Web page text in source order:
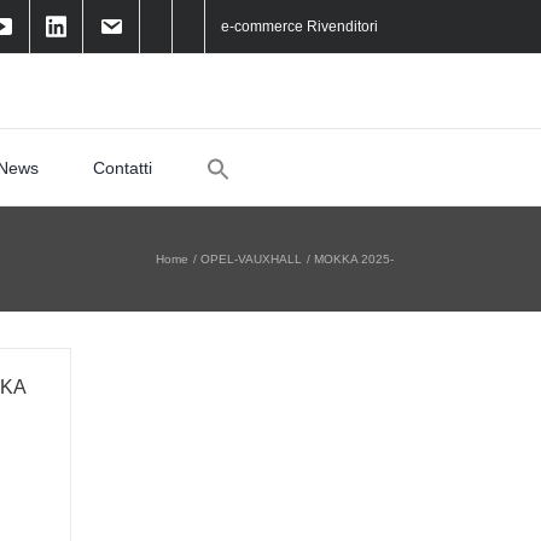
e-commerce Rivenditori
Contatti
Home OPEL-VAUXHALL MOKKA 2025-